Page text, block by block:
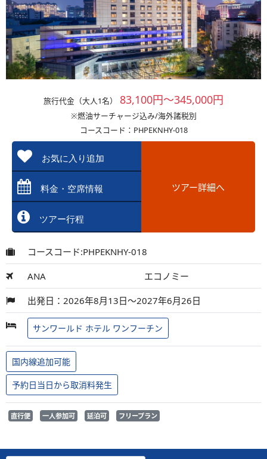
旅行代金（大人1名） 83,100円～345,000円
※燃油サーチャージ込み/海外諸税別
コースコード：PHPEKNHY-018
お気に入り追加
料金・空席情報
ツアー行程
ツアー詳細へ
コースコード:PHPEKNHY-018
ANA エコノミー
出発日：2026年8月13日～2027年6月26日
サンワールド ホテル ワンフーチン
国内線追加可能
予約日当日から取消料発生
直行便 一人参加可 延泊可 フリープラン